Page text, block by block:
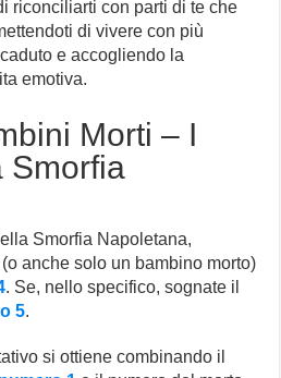
riconciliarti con parti di te che
di vivere con più
e accogliendo la
emotiva.
Morti – I
Smorfia
Smorfia Napoletana,
anche solo un bambino morto)
. Se, nello specifico, sognate il
5.
si ottiene combinando il